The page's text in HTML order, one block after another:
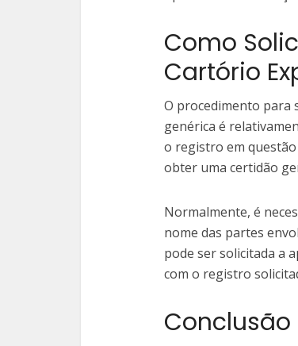
Como
Cartório
O procedimento para
genérica é
o registro em
obter uma certidão
Normalmente, é
nome das partes
pode ser solicitada a
com o registro
Conclusão